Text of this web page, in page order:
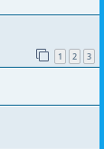
1 2 3